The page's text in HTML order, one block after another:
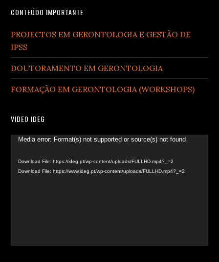
CONTEÚDO IMPORTANTE
PROJECTOS EM GERONTOLOGIA E GESTÃO DE
IPSS
DOUTORAMENTO EM GERONTOLOGIA
FORMAÇÃO EM GERONTOLOGIA (WORKSHOPS)
VIDEO IDEG
Video
Media error: Format(s) not supported or source(s) not found
Download File: https://ideg.pt/wp-content/uploads/FULLHD.mp4?_=2
Download File: https://www.ideg.pt/wp-content/uploads/FULLHD.mp4?_=2